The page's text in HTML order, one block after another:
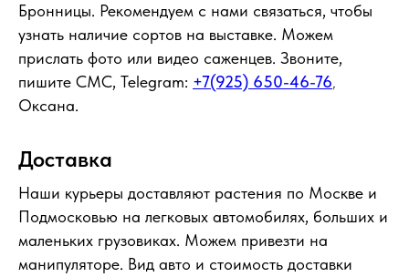
Бронницы. Рекомендуем с нами связаться, чтобы
узнать наличие сортов на выставке. Можем
прислать фото или видео саженцев. Звоните,
пишите СМС, Telegram: +7(925) 650-46-76,
Оксана.
Доставка
Наши курьеры доставляют растения по Москве и
Подмосковью на легковых автомобилях, больших и
маленьких грузовиках. Можем привезти на
манипуляторе. Вид авто и стоимость доставки